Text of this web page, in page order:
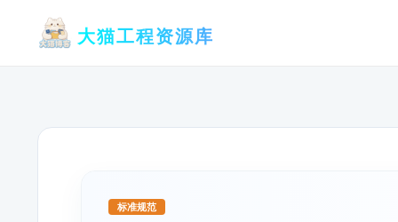
大猫工程资源库
标准规范